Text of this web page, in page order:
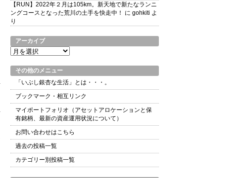
【RUN】2022年２月は105km。新天地で新たなランニ
ングコースとなった荒川の土手を快走中！
に gohkiti よ
り
アーカイブ
ア
カ
ブ
その他のメニュー
「いぶし銀杏な生活」とは・・・。
ブックマーク・相互リンク
マイポートフォリオ（アセットアロケーションと保
有銘柄、最新の資産運用状況について）
お問い合わせはこちら
過去の投稿一覧
カテゴリー別投稿一覧